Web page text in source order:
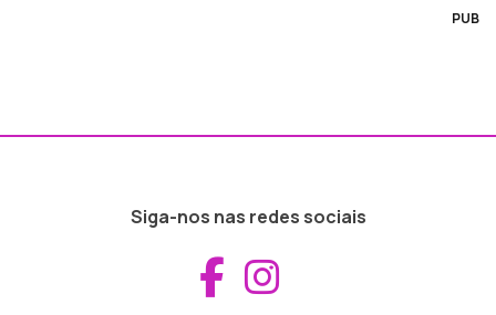
PUB
Siga-nos nas redes sociais
Aceder ao